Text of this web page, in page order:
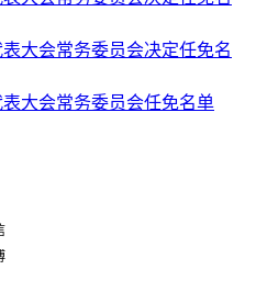
大会常务委员会决定任免名
大会常务委员会任免名单